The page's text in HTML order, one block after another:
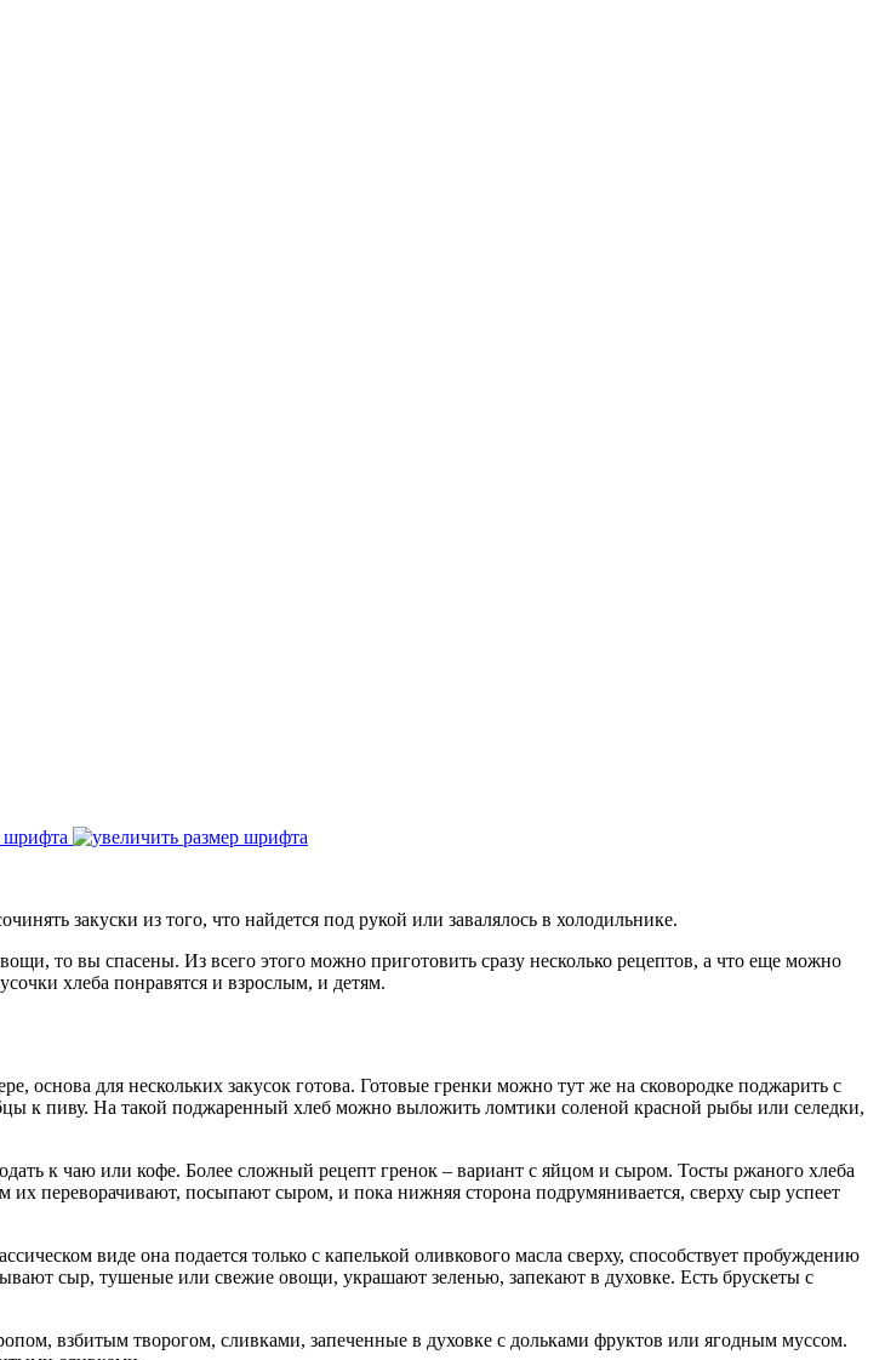
шрифта
закуски из того, что найдется под рукой или завалялось в холодильнике.
то вы спасены. Из всего этого можно приготовить сразу несколько рецептов, а что еще можно
хлеба понравятся и взрослым, и детям.
основа для нескольких закусок готова. Готовые гренки можно тут же на сковородке поджарить с
к пиву. На такой поджаренный хлеб можно выложить ломтики соленой красной рыбы или селедки,
к чаю или кофе. Более сложный рецепт гренок – вариант с яйцом и сыром. Тосты ржаного хлеба
переворачивают, посыпают сыром, и пока нижняя сторона подрумянивается, сверху сыр успеет
виде она подается только с капелькой оливкового масла сверху, способствует пробуждению
сыр, тушеные или свежие овощи, украшают зеленью, запекают в духовке. Есть брускеты с
взбитым творогом, сливками, запеченные в духовке с дольками фруктов или ягодным муссом.